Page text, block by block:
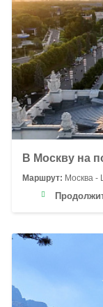
В Москву на
Маршрут: Москва -